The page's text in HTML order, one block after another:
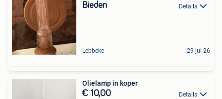
Bieden Details
Lebbeke 29 jul 26
Olielamp in koper
€ 10,00 Details